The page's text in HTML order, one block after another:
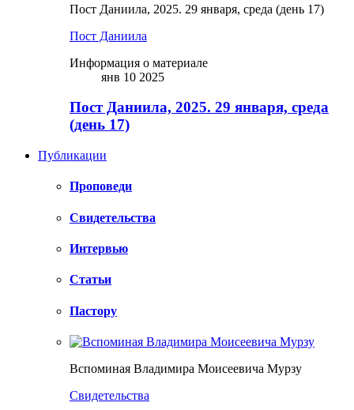
Пост Даниила, 2025. 29 января, среда (день 17)
Пост Даниила
Информация о материале
янв 10 2025
Пост Даниила, 2025. 29 января, среда
(день 17)
Публикации
Проповеди
Свидетельства
Интервью
Статьи
Пастору
Вспоминая Владимира Моисеевича Мурзу
Свидетельства